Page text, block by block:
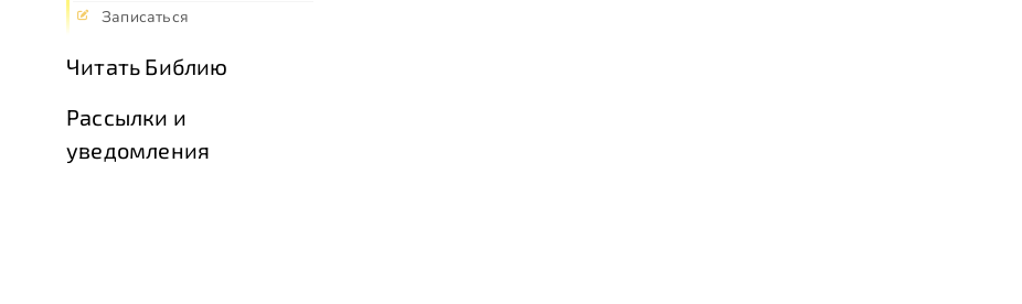
Записаться
Читать Библию
Рассылки и
уведомления